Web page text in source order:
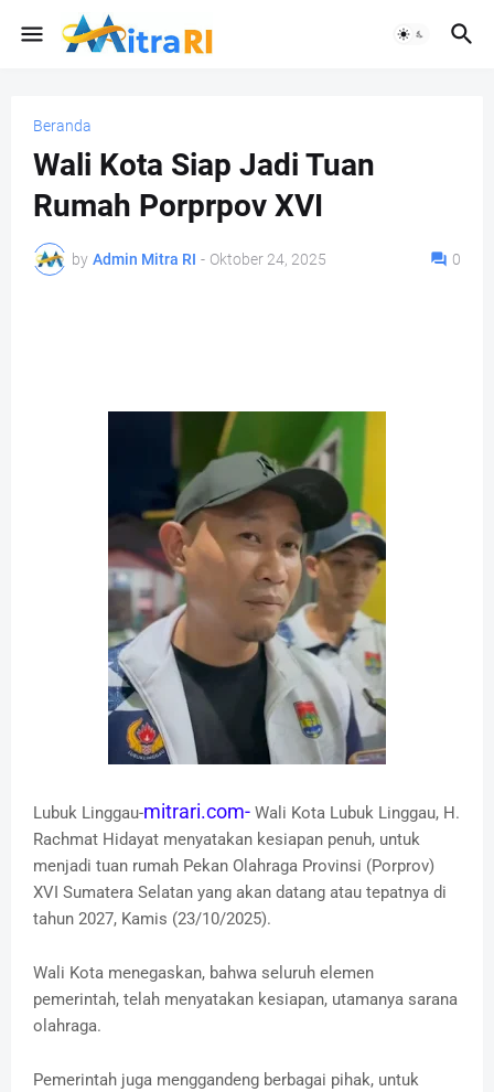
Beranda
Wali Kota Siap Jadi Tuan
Rumah Porprpov XVI
by Admin Mitra RI - Oktober 24, 2025 0
Lubuk Linggau-mitrari.com- Wali Kota Lubuk Linggau, H.
Rachmat Hidayat menyatakan kesiapan penuh, untuk
menjadi tuan rumah Pekan Olahraga Provinsi (Porprov)
XVI Sumatera Selatan yang akan datang atau tepatnya di
tahun 2027, Kamis (23/10/2025).
Wali Kota menegaskan, bahwa seluruh elemen
pemerintah, telah menyatakan kesiapan, utamanya sarana
olahraga.
Pemerintah juga menggandeng berbagai pihak, untuk